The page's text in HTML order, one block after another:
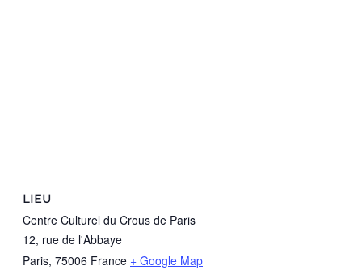
LIEU
Centre Culturel du Crous de Paris
12, rue de l'Abbaye
Paris, 75006 France + Google Map